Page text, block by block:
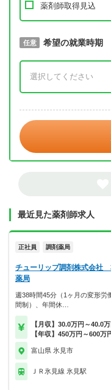
薬剤師取得見込
必須 取得予定年
任意 希望の就業時期
最近見た薬剤師求人
正社員 調剤薬局
チューリップ調剤株式会社
薬局
週38時間45分（1ヶ月の変形労
間制）、年間休…
【月収】30.0万円～40.0万
【年収】450万円～600万
富山県 氷見市
ＪＲ氷見線 氷見駅